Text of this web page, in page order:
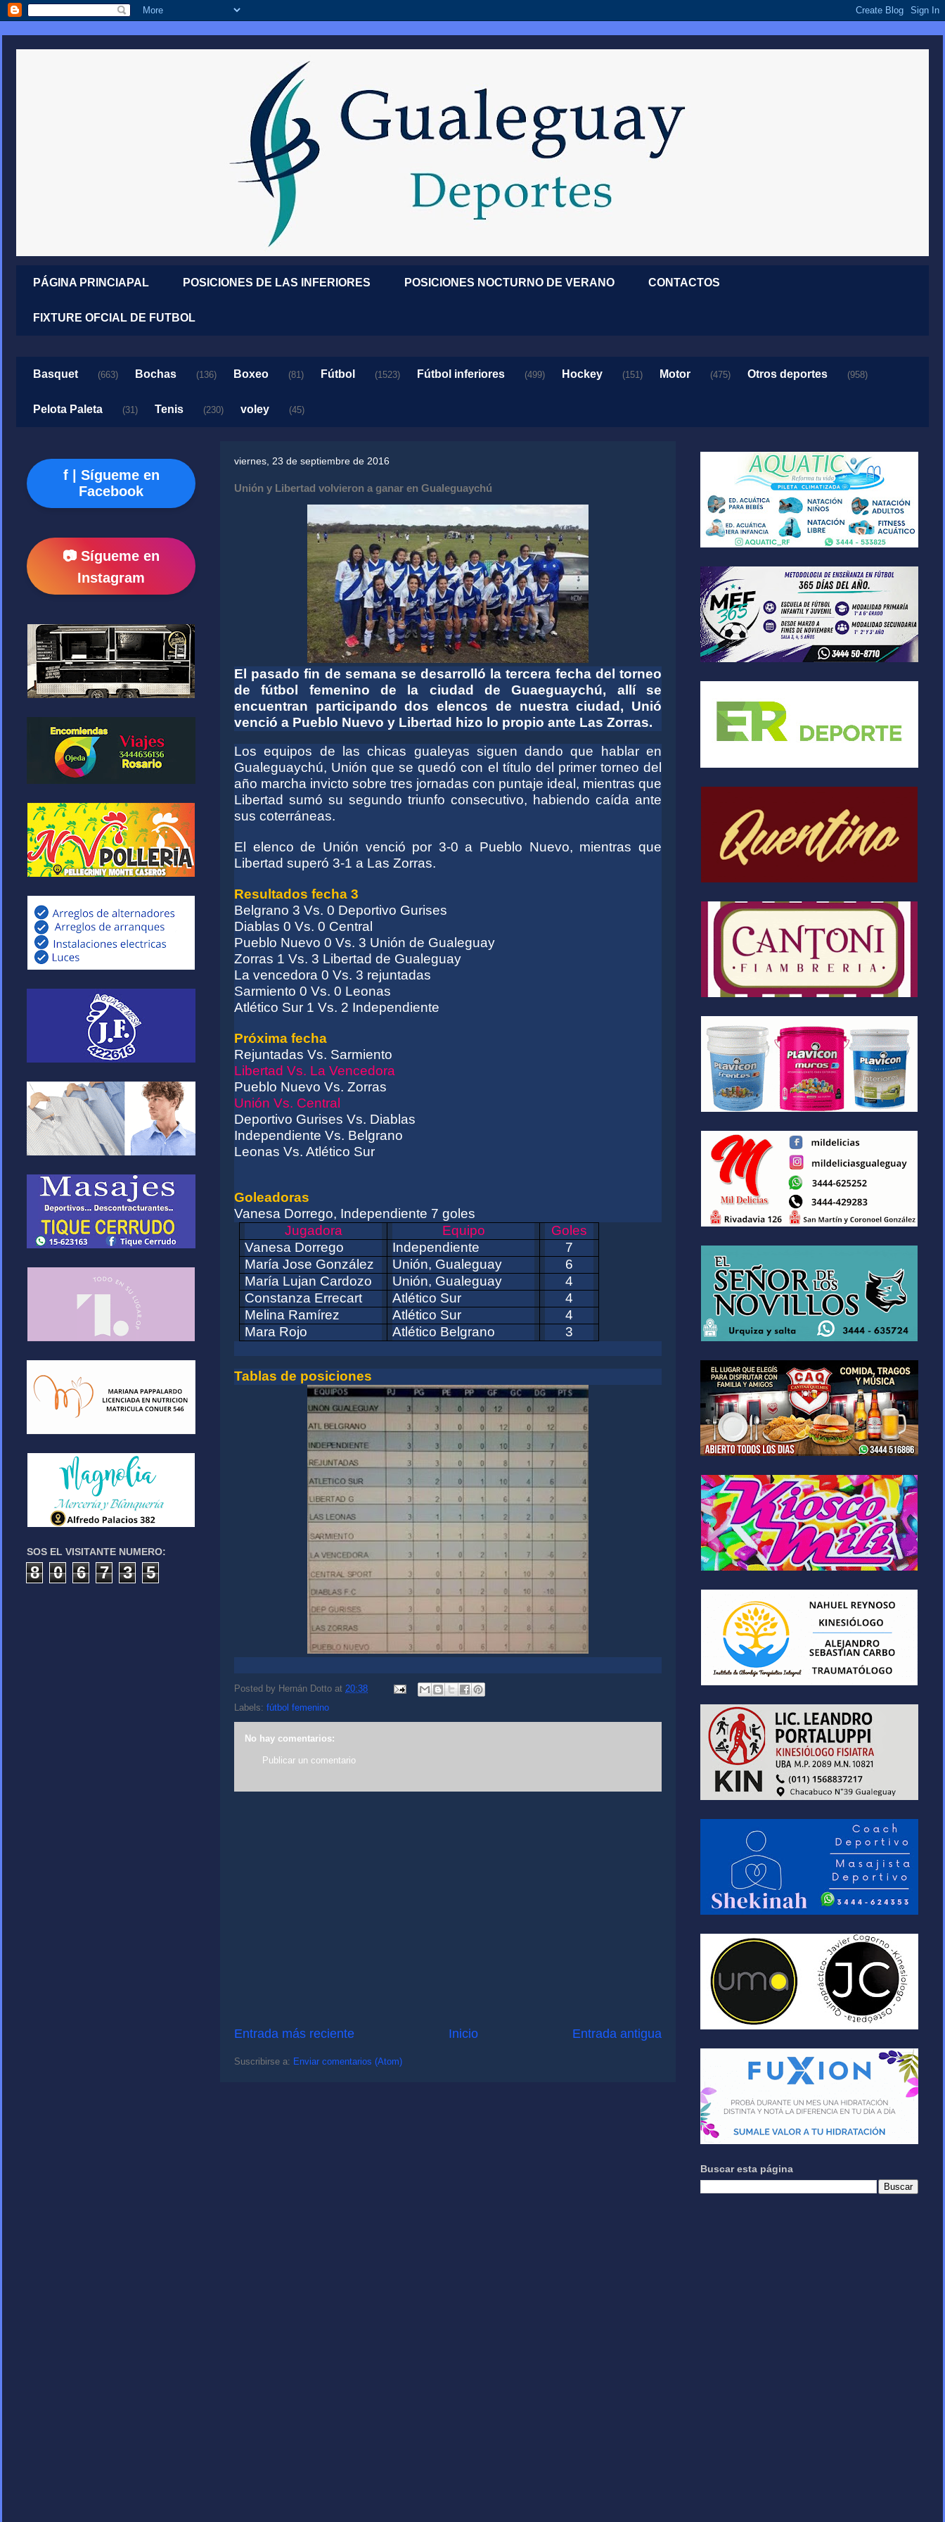
PÁGINA PRINCIAPAL POSICIONES DE LAS INFERIORES POSICIONES NOCTURNO DE VERANO CONTACTOS
FIXTURE OFCIAL DE FUTBOL
Basquet (663) Bochas (136) Boxeo (81) Fútbol (1523) Fútbol inferiores (499) Hockey (151) Motor (475) Otros deportes (958)
Pelota Paleta (31) Tenis (230) voley (45)
viernes, 23 de septiembre de 2016
Unión y Libertad volvieron a ganar en Gualeguaychú
El pasado fin de semana se desarrolló la tercera fecha del torneo
de fútbol femenino de la ciudad de Guaeguaychú, allí se
encuentran participando dos elencos de nuestra ciudad, Unió
venció a Pueblo Nuevo y Libertad hizo lo propio ante Las Zorras.
Los equipos de las chicas gualeyas siguen dando que hablar en
Gualeguaychú, Unión que se quedó con el título del primer torneo del
año marcha invicto sobre tres jornadas con puntaje ideal, mientras que
Libertad sumó su segundo triunfo consecutivo, habiendo caída ante
sus coterráneas.
El elenco de Unión venció por 3-0 a Pueblo Nuevo, mientras que
Libertad superó 3-1 a Las Zorras.
Resultados fecha 3
Belgrano 3 Vs. 0 Deportivo Gurises
Diablas 0 Vs. 0 Central
Pueblo Nuevo 0 Vs. 3 Unión de Gualeguay
Zorras 1 Vs. 3 Libertad de Gualeguay
La vencedora 0 Vs. 3 rejuntadas
Sarmiento 0 Vs. 0 Leonas
Atlético Sur 1 Vs. 2 Independiente
Próxima fecha
Rejuntadas Vs. Sarmiento
Libertad Vs. La Vencedora
Pueblo Nuevo Vs. Zorras
Unión Vs. Central
Deportivo Gurises Vs. Diablas
Independiente Vs. Belgrano
Leonas Vs. Atlético Sur
Goleadoras
Vanesa Dorrego, Independiente 7 goles
Jugadora
Equipo
Goles
Vanesa Dorrego
Independiente
7
María Jose González
Unión, Gualeguay
6
María Lujan Cardozo
Unión, Gualeguay
4
Constanza Errecart
Atlético Sur
4
Melina Ramírez
Atlético Sur
4
Mara Rojo
Atlético Belgrano 3
Tablas de posiciones
Posted by Hernán Dotto at 20:38
Labels: fútbol femenino
No hay comentarios:
Publicar un comentario
Entrada más reciente Entrada antigua
Inicio
Suscribirse a: Enviar comentarios (Atom)
f | Sígueme en
Facebook
📷 Sígueme en
Instagram
SOS EL VISITANTE NUMERO:
8 0 6 7 3 5
Buscar esta página